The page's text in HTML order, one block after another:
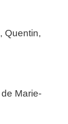
Quentin,
Marie-